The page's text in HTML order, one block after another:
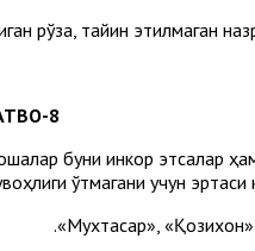
рўза, тайин этилмаган
8-ФАТВО
буни инкор этсалар
ўтмагани учун